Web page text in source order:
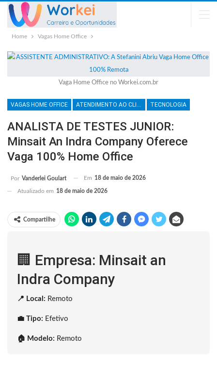
Home Vagas Home Office
Vaga Home Office no Workei.com.br
VAGAS HOME OFFICE ATENDIMENTO AO CLIENTE TECNOLOGIA
ANALISTA DE TESTES JUNIOR:
Minsait An Indra Company Oferece
Vaga 100% Home Office
Por Vanderlei Goulart Em 18 de maio de 2026
Atualizado em 18 de maio de 2026
Compartilhe
🏢 Empresa: Minsait an
Indra Company
📍 Local: Remoto
💼 Tipo: Efetivo
🏠 Modelo: Remoto